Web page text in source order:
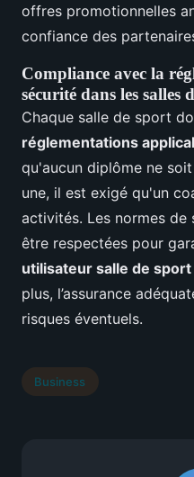
offres promotionnelles
confiance des
Compliance avec la
sécurité dans les salles
Chaque salle de sport
réglementations
qu'aucun diplôme ne
une, il est exigé qu'un
activités. Les normes
être respectées pour
utilisateur salle de sport
plus, l’assurance
risques éventuels.
Business